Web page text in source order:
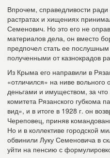
Впрочем, справедливости ради
растратах и хищениях
Семенович. Но это его не
материалов дела, он вместо
предпочел стать ее
полученными от казнокрадов
Из Крыма его направили в
«отличился» на ниве
деньгами и имуществом, за
комитета Рязанского губкома
вид», и в итоге в 1928 г. он
Череповец, приняв
Но и в коллективе городской
обвинили Луку Семеновича в
уйти на пенсию с